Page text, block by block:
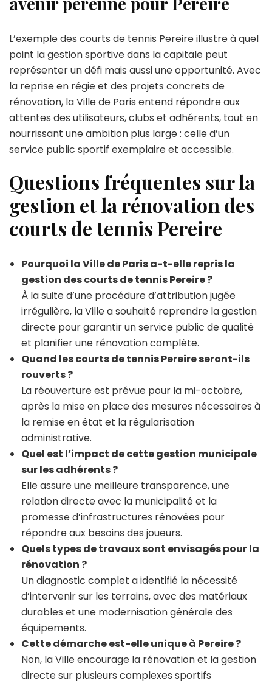
L’exemple des courts de tennis Pereire illustre à quel
point la gestion sportive dans la capitale peut
représenter un défi mais aussi une opportunité. Avec
la reprise en régie et des projets concrets de
rénovation, la Ville de Paris entend répondre aux
attentes des utilisateurs, clubs et adhérents, tout en
nourrissant une ambition plus large : celle d’un
service public sportif exemplaire et accessible.
Questions fréquentes sur la
gestion et la rénovation des
courts de tennis Pereire
Pourquoi la Ville de Paris a-t-elle repris la
gestion des courts de tennis Pereire ?
À la suite d’une procédure d’attribution jugée
irrégulière, la Ville a souhaité reprendre la gestion
directe pour garantir un service public de qualité
et planifier une rénovation complète.
Quand les courts de tennis Pereire seront-ils
rouverts ?
La réouverture est prévue pour la mi-octobre,
après la mise en place des mesures nécessaires à
la remise en état et la régularisation
administrative.
Quel est l’impact de cette gestion municipale
sur les adhérents ?
Elle assure une meilleure transparence, une
relation directe avec la municipalité et la
promesse d’infrastructures rénovées pour
répondre aux besoins des joueurs.
Quels types de travaux sont envisagés pour la
rénovation ?
Un diagnostic complet a identifié la nécessité
d’intervenir sur les terrains, avec des matériaux
durables et une modernisation générale des
équipements.
Cette démarche est-elle unique à Pereire ?
Non, la Ville encourage la rénovation et la gestion
directe sur plusieurs complexes sportifs